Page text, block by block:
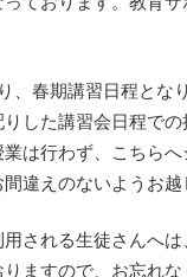
、春期講習日程とな
した講習会日程での
は行わず、こちら
違えのないようお越
される生徒さんへ
ますので、お忘れな